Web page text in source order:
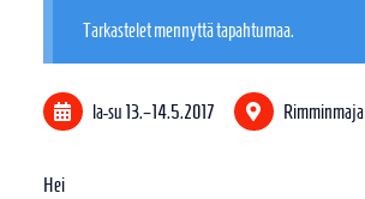
Tarkastelet mennyttä tapahtumaa.
la-su 13.–14.5.2017 Rimminmaja
Hei